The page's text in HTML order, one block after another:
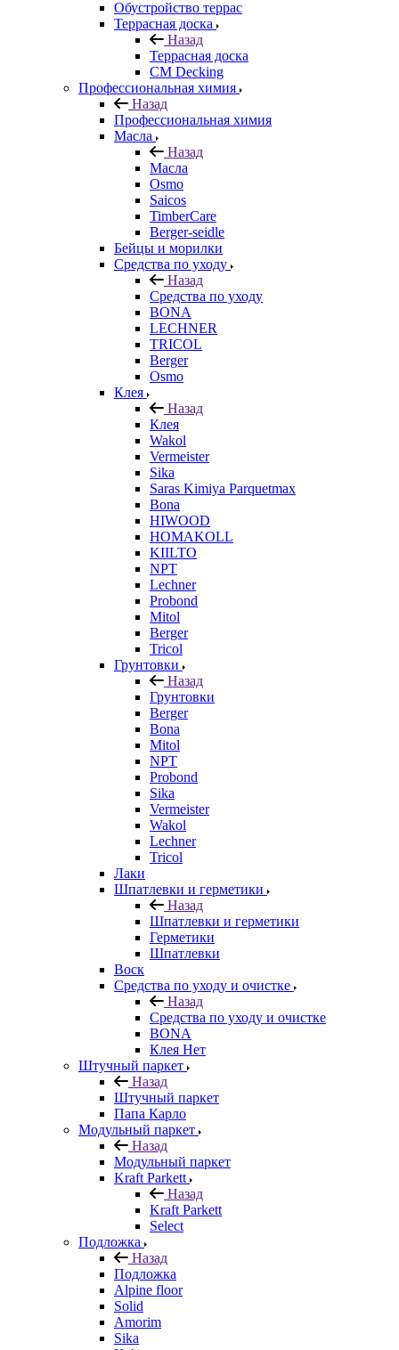
Обустройство террас
Террасная доска
Назад
Террасная доска
CM Decking
Профессиональная химия
Назад
Профессиональная химия
Масла
Назад
Масла
Osmo
Saicos
TimberCare
Berger-seidle
Бейцы и морилки
Средства по уходу
Назад
Средства по уходу
BONA
LECHNER
TRICOL
Berger
Osmo
Клея
Назад
Клея
Wakol
Vermeister
Sika
Saras Kimiya Parquetmax
Bona
HIWOOD
HOMAKOLL
KIILTO
NPT
Lechner
Probond
Mitol
Berger
Tricol
Грунтовки
Назад
Грунтовки
Berger
Bona
Mitol
NPT
Probond
Sika
Vermeister
Wakol
Lechner
Tricol
Лаки
Шпатлевки и герметики
Назад
Шпатлевки и герметики
Герметики
Шпатлевки
Воск
Средства по уходу и очистке
Назад
Средства по уходу и очистке
BONA
Клея Нет
Штучный паркет
Назад
Штучный паркет
Папа Карло
Модульный паркет
Назад
Модульный паркет
Kraft Parkett
Назад
Kraft Parkett
Select
Подложка
Назад
Подложка
Alpine floor
Solid
Amorim
Sika